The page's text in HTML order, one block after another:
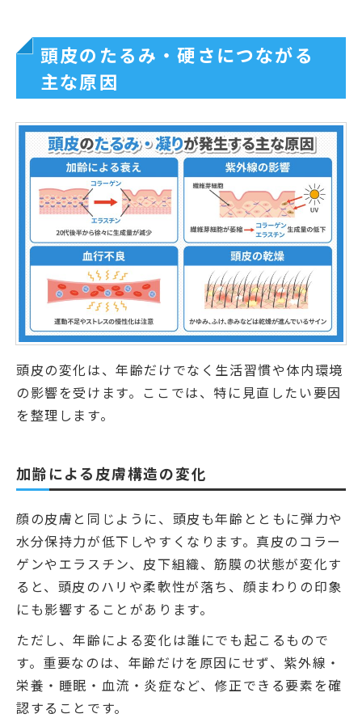
頭皮のたるみ・硬さにつながる
主な原因
頭皮の変化は、年齢だけでなく生活習慣や体内環境
の影響を受けます。ここでは、特に見直したい要因
を整理します。
加齢による皮膚構造の変化
顔の皮膚と同じように、頭皮も年齢とともに弾力や
水分保持力が低下しやすくなります。真皮のコラー
ゲンやエラスチン、皮下組織、筋膜の状態が変化す
ると、頭皮のハリや柔軟性が落ち、顔まわりの印象
にも影響することがあります。
ただし、年齢による変化は誰にでも起こるもので
す。重要なのは、年齢だけを原因にせず、紫外線・
栄養・睡眠・血流・炎症など、修正できる要素を確
認することです。